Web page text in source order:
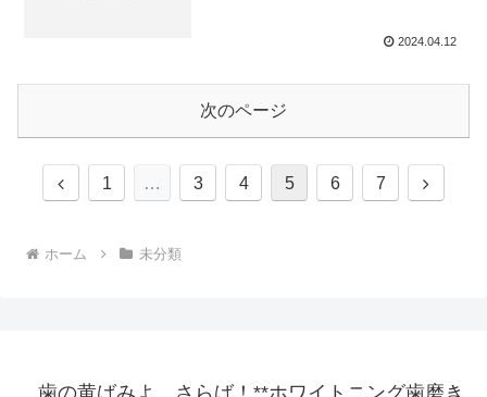
2024.04.12
次のページ
前
1 … 3 4 5 6 7
次
ホーム 未分類
歯の黄ばみよ、さらば！**ホワイトニング歯磨き